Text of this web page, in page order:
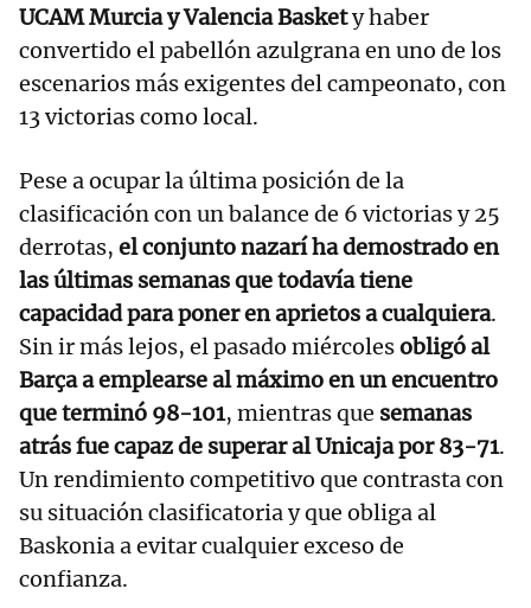
UCAM Murcia y Valencia Baskety haber
convertido el pabellón azulgrana en uno de los
escenarios más exigentes del campeonato, con
13 victorias como local.
Pese a ocupar la última posición de la
clasificación con un balance de 6 victorias y 25
derrotas, el conjunto nazarí ha demostrado en
las últimas semanas que todavía tiene
capacidad para poner en aprietos a cualquiera.
Sin ir más lejos, el pasado miércolesobligó al
Barça a emplearse al máximo en un encuentro
que terminó 98-101, mientras que semanas
atrás fue capaz de superar al Unicaja por 83-71.
Un rendimiento competitivo que contrasta con
su situación clasificatoria y que obliga al
Baskonia a evitar cualquier exceso de
confianza.